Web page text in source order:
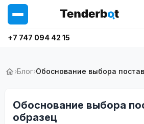
+7 747 094 42 15
›Блог›Обоснование выбора
Обоснование выбора
образец